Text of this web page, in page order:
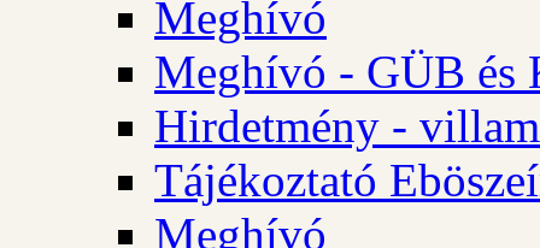
Meghívó
Meghívó - GÜB és
Hirdetmény -
Tájékoztató
Meghívó